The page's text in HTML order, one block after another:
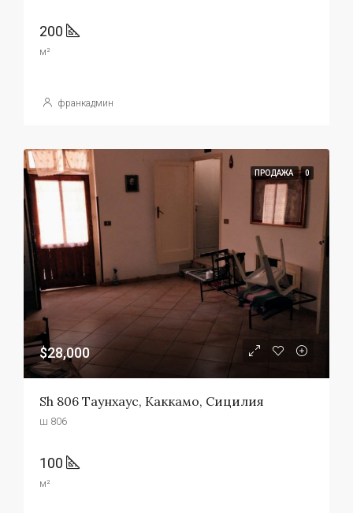
200
м²
франкадмин
ПРОДАЖА 0
$28,000
Sh 806 Таунхаус, Каккамо, Сицилия
ш 806
100
м²